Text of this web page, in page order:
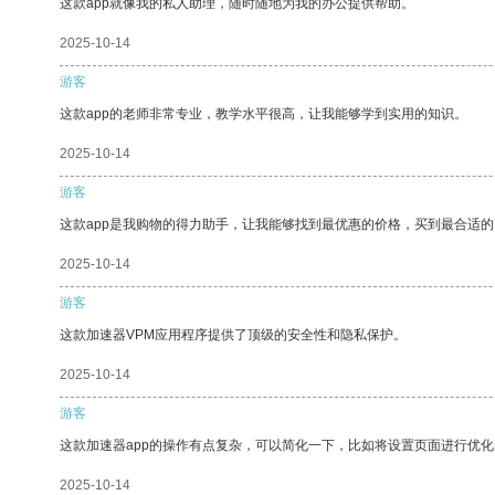
这款app就像我的私人助理，随时随地为我的办公提供帮助。
2025-10-14
游客
这款app的老师非常专业，教学水平很高，让我能够学到实用的知识。
2025-10-14
游客
这款app是我购物的得力助手，让我能够找到最优惠的价格，买到最合适的
2025-10-14
游客
这款加速器VPM应用程序提供了顶级的安全性和隐私保护。
2025-10-14
游客
这款加速器app的操作有点复杂，可以简化一下，比如将设置页面进行优化
2025-10-14